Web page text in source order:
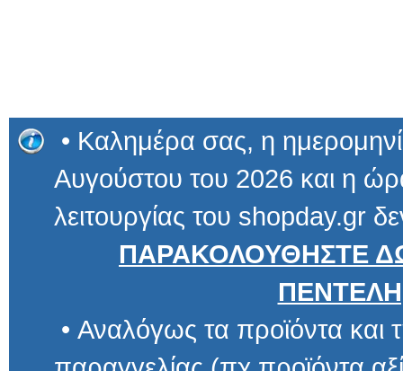
• Καλημέρα σας, η
Αυγούστου του 2026 και η
λειτουργίας του shopday.gr
ΠΑΡΑΚΟΛΟΥΘΗΣΤΕ
• Αναλόγως τα προϊόντα και
παραγγελίας (πχ προϊόντα αξίας
είναι εφικτό να προχωρήσει ή να
αντικαταβολή παρά μόνο μετά
οφείλεται στο ότι το site μας τώρα
τους πρώην προμηθευτές μας